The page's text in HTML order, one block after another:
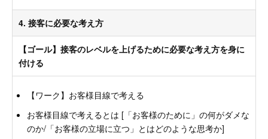
4. 接客に必要な考え方
【ゴール】接客のレベルを上げるために必要な考え方を身に
付ける
【ワーク】お客様目線で考える
お客様目線で考えるとは [「お客様のために」の何がダメな
のか/「お客様の立場に立つ」とはどのような思考か]